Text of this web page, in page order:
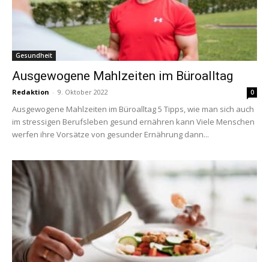
Gesundheit
Ausgewogene Mahlzeiten im Büroalltag
Redaktion - 9. Oktober 2022 0
Ausgewogene Mahlzeiten im Büroalltag 5 Tipps, wie man sich auch
im stressigen Berufsleben gesund ernähren kann Viele Menschen
werfen ihre Vorsätze von gesunder Ernährung dann...